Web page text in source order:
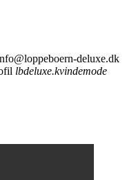
deluxe.dk
lbdeluxe.kvindemode